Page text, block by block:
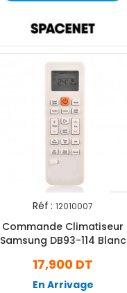
Réf : 12010007
Commande Climatiseur
Samsung DB93-114 Blanc
17,900 DT
En Arrivage